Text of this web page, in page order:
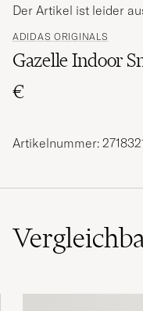
ADIDAS ORIGINALS
Gazelle Indoor
€
Der Artikel ist leider
Artikelnummer: